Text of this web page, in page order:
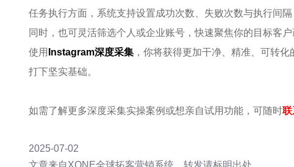
任务执行方面，系统支持设置成功次数、失败次数与执行间
同时，也可灵活筛选个人或企业账号，快速聚焦你的目标客户
使用 Instagram深度采集 ，你将获得更加干净、精准、可转
打下坚实基础。
如需了解更多深度采集实操案例或想亲自试用功能，可随时联
2025-07-02
文章来自XONE全球拓客营销系统，转发请标明出处。